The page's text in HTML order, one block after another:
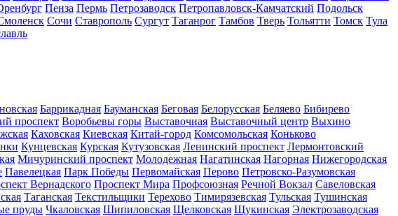
Пенза Пермь Петрозаводск Петропавловск-Камчатский Подольск
Сочи Ставрополь Сургут Таганрог Тамбов Тверь Тольятти Томск Тула
Баррикадная Бауманская Беговая Белорусская Беляево Бибирево
проспект Воробьевы горы Выставочная Выставочный центр Выхино
Каховская Киевская Китай-город Комсомольская Коньково
Кунцевская Курская Кутузовская Ленинский проспект Лермонтовский
Мичуринский проспект Молодежная Нагатинская Нагорная Нижегородская
Павелецкая Парк Победы Первомайская Перово Петровско-Разумовская
Вернадского Проспект Мира Профсоюзная Речной Вокзал Савеловская
Таганская Текстильщики Терехово Тимирязевская Тульская Тушинская
пруды Чкаловская Шипиловская Щелковская Щукинская Электрозаводская